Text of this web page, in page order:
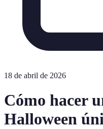
18 de abril de 2026
Cómo hacer
Halloween